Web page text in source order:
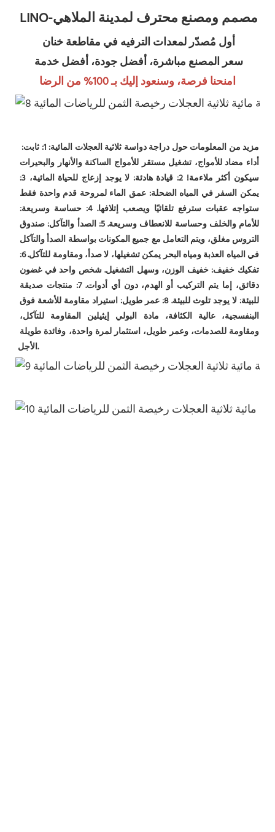
LINO-مصمم ومصنع محترف لمدينة الملاهي
أول مُصدّر لمعدات الترفيه في مقاطعة خنان
سعر المصنع مباشرة، أفضل جودة، أفضل خدمة
امنحنا فرصة، وسنعود إليك بـ 100% من الرضا
الأجل.